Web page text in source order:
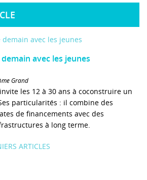
avec les jeunes
Grand
les 12 à 30 ans à coconstruire un
particularités : il combine des
de financements avec des
à long terme.
ARTICLES